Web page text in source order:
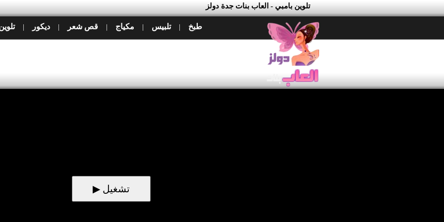
تلوين بامبي - العاب بنات جدة دولز
طبخ | تلبيس | مكياج | قص شعر | ديكور |
▶ تشغيل